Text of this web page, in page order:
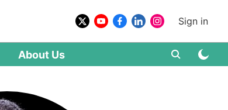
Sign in
About Us